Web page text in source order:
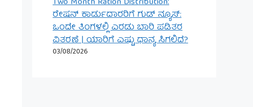
ರೇಷನ್ ಕಾರ್ಡುದಾರರಿಗೆ ಗುಡ್ ನ್ಯೂಸ್:
ಒಂದೇ ತಿಂಗಳಲ್ಲಿ ಎರಡು ಬಾರಿ ಪಡಿತರ
ವಿತರಣೆ | ಯಾರಿಗೆ ಎಷ್ಟು ಧಾನ್ಯ ಸಿಗಲಿದೆ?
03/08/2026